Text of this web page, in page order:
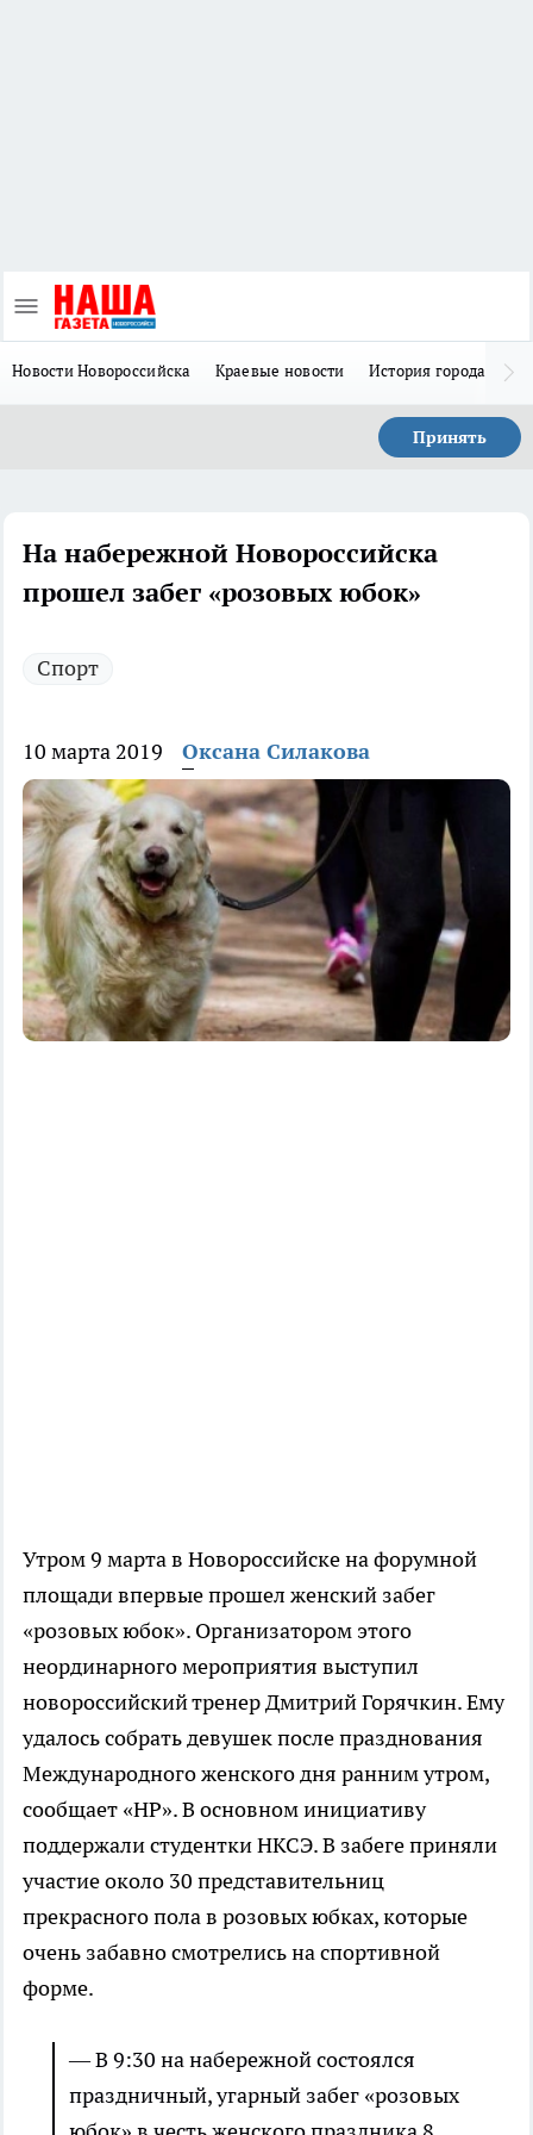
Новости Новороссийска Краевые новости История города Н
Принять
На набережной Новороссийска
прошел забег «розовых юбок»
Спорт
10 марта 2019 Оксана Силакова
Утром 9 марта в Новороссийске на форумной
площади впервые прошел женский забег
«розовых юбок». Организатором этого
неординарного мероприятия выступил
новороссийский тренер Дмитрий Горячкин. Ему
удалось собрать девушек после празднования
Международного женского дня ранним утром,
сообщает «НР». В основном инициативу
поддержали студентки НКСЭ. В забеге приняли
участие около 30 представительниц
прекрасного пола в розовых юбках, которые
очень забавно смотрелись на спортивной
форме.
— В 9:30 на набережной состоялся
праздничный, угарный забег «розовых